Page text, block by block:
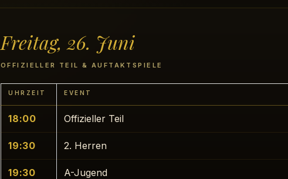
Freitag, 26. Juni
OFFIZIELLER TEIL & AUFTAKTSPIELE
UHRZEIT EVENT
18:00 Offizieller Teil
19:30 2. Herren
19:30 A-Jugend